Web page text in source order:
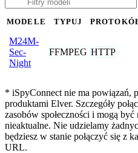
MODELE TYPUJ
M24M-
Sec-
Night
FFMPEG HTTP
* iSpyConnect nie ma powiązań,
produktami Elver. Szczegóły
zasobów społeczności i mogą
nieaktualne. Nie udzielamy
będziesz w stanie połączyć się z
URL.